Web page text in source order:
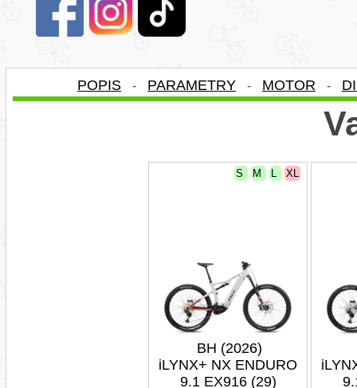
POPIS - PARAMETRY - MOTOR -
S M L XL
BH (2026)
iLYNX+ NX ENDURO
9.1 EX916 (29)